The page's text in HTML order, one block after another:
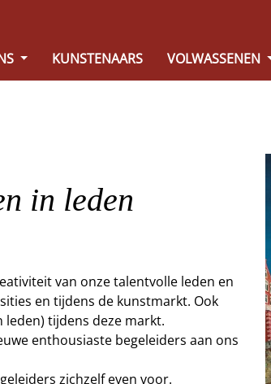
KUNSTENAARS VOLWASSENEN
in leden
van onze talentvolle leden en
en tijdens de kunstmarkt. Ook
leden) tijdens deze markt.
enthousiaste begeleiders aan ons
zichzelf even voor.